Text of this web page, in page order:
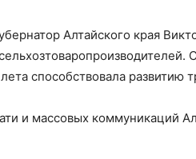
Алтайского края
способствовала развитию
и массовых коммуникаций